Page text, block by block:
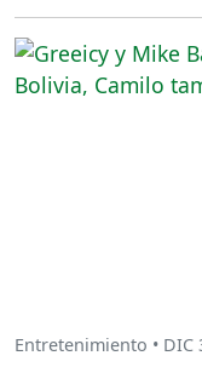
Entretenimiento • DIC